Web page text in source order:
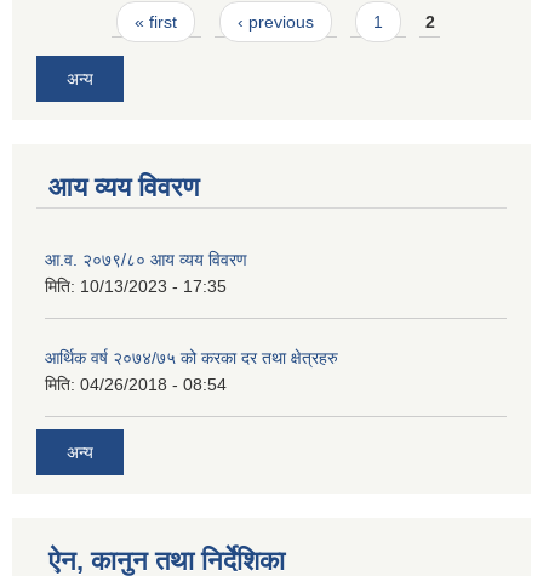
Pages« first ‹ previous 1 2
अन्य
आय व्यय विवरण
आ.व. २०७९/८० आय व्यय विवरण
मिति: 10/13/2023 - 17:35
आर्थिक वर्ष २०७४/७५ को करका दर तथा क्षेत्रहरु
मिति: 04/26/2018 - 08:54
अन्य
ऐन, कानुन तथा निर्देशिका